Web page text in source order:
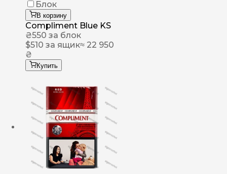
Блок
В корзину
Compliment Blue KS
₴550 за блок
$510 за ящик≈ 22 950
₴
Купить